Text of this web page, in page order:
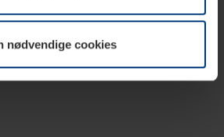
på sidenPersonvernerklæringpå
nødvendige cookies